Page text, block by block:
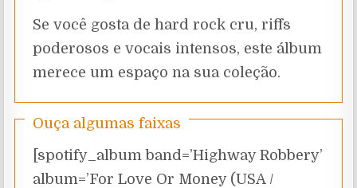
Se você gosta de hard rock cru, riffs
poderosos e vocais intensos, este álbum
merece um espaço na sua coleção.
Ouça algumas faixas
[spotify_album band=’Highway Robbery’
album=’For Love Or Money (USA /